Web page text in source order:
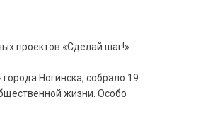
проектов «Сделай шаг!»
Ногинска, собрало 19
жизни. Особо